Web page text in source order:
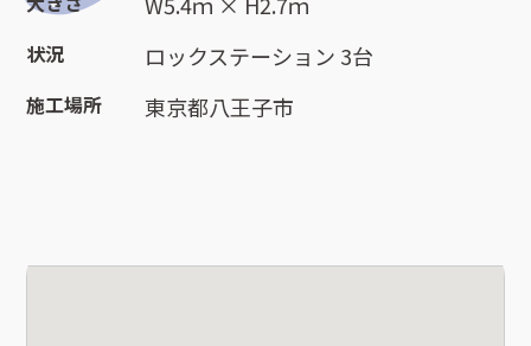
状況 ロックステーション 3台
施工場所 東京都八王子市